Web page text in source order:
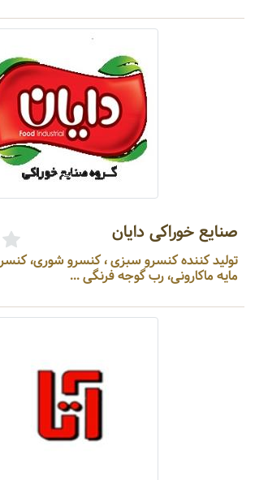
صنایع خوراکی دایان
تولید کننده کنسرو سبزی ، کنسرو شوری،
مایه ماکارونی، رب گوجه فرنگی ...